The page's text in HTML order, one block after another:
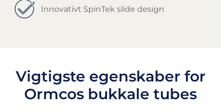
Innovativt SpinTek slide design
Vigtigste egenskaber for
Ormcos bukkale tubes